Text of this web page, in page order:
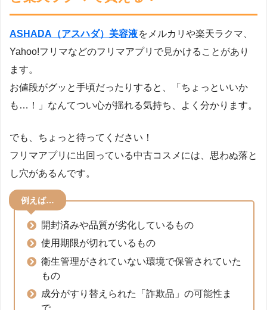
ASHADA（アスハダ）美容液をメルカリや楽天ラクマ、
Yahoo!フリマなどのフリマアプリで見かけることがあり
ます。
お値段がグッと手頃だったりすると、「ちょっといいか
も…！」なんてつい心が揺れる気持ち、よく分かります。
でも、ちょっと待ってください！
フリマアプリに出回っている中古コスメには、思わぬ落と
し穴があるんです。
例えば…
開封済みや品質が劣化しているもの
使用期限が切れているもの
衛生管理がされていない環境で保管されていた
もの
成分がすり替えられた「詐欺品」の可能性ま